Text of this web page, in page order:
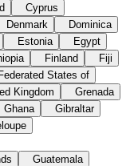
Cyprus
Denmark
Dominica
Estonia
Egypt
Finland
Fiji
States of
Kingdom
Grenada
Ghana
Gibraltar
Guatemala